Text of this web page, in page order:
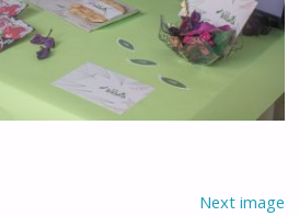
Next image